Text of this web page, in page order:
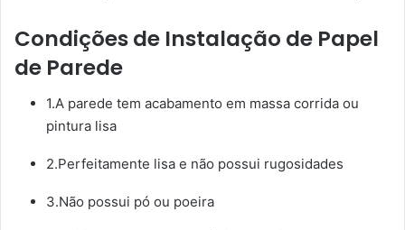
Condições de Instalação de Papel
de Parede
1.A parede tem acabamento em massa corrida ou
pintura lisa
2.Perfeitamente lisa e não possui rugosidades
3.Não possui pó ou poeira